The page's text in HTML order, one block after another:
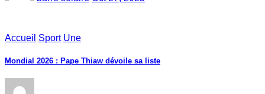
Accueil Sport Une
Mondial 2026 : Pape Thiaw dévoile sa liste